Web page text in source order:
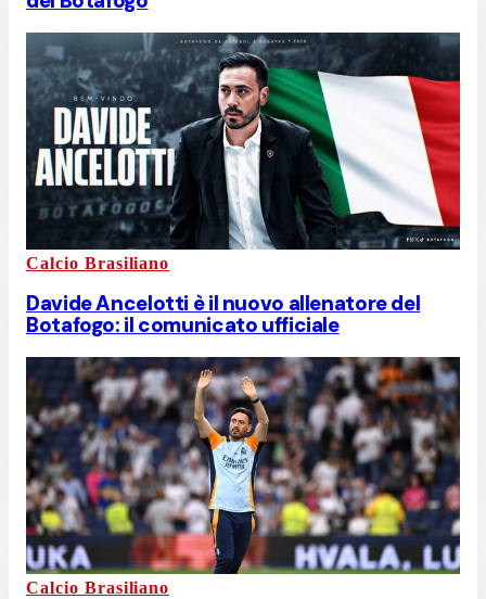
Calcio Brasiliano
Davide Ancelotti è il nuovo allenatore del
Botafogo: il comunicato ufficiale
Calcio Brasiliano